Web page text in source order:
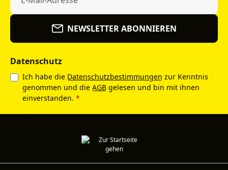
NEWSLETTER ABONNIEREN
Datenschutz
Ich habe die Datenschutzbestimmungen zur Kenntnis
genommen und die AGB gelesen und bin mit ihnen
einverstanden. *